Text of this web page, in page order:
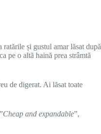
și gustul amar lăsat după
pe o altă haină prea strâmtă
de digerat. Ai lăsat toate
Cheap and expandable”,